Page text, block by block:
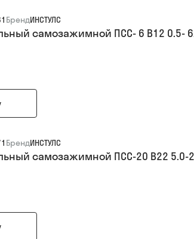
БрендИНСТУЛС
самозажимной ПСС- 6 В12 0.5-
БрендИНСТУЛС
самозажимной ПСС-20 В22 5.0-